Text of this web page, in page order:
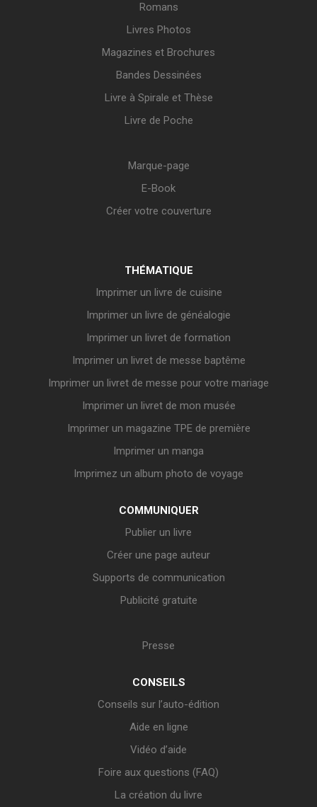
Romans
Livres Photos
Magazines et Brochures
Bandes Dessinées
Livre à Spirale et Thèse
Livre de Poche
Marque-page
E-Book
Créer votre couverture
THÉMATIQUE
Imprimer un livre de cuisine
Imprimer un livre de généalogie
Imprimer un livret de formation
Imprimer un livret de messe baptême
Imprimer un livret de messe pour votre mariage
Imprimer un livret de mon musée
Imprimer un magazine TPE de première
Imprimer un manga
Imprimez un album photo de voyage
COMMUNIQUER
Publier un livre
Créer une page auteur
Supports de communication
Publicité gratuite
Presse
CONSEILS
Conseils sur l’auto-édition
Aide en ligne
Vidéo d’aide
Foire aux questions (FAQ)
La création du livre